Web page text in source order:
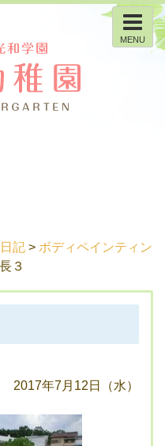
MENU
記 > ボディペインティン
３
2017年7月12日（水）